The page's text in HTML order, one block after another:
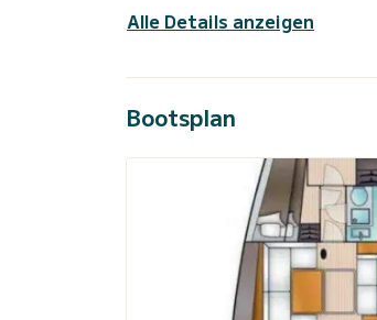
Alle Details anzeigen
Bootsplan